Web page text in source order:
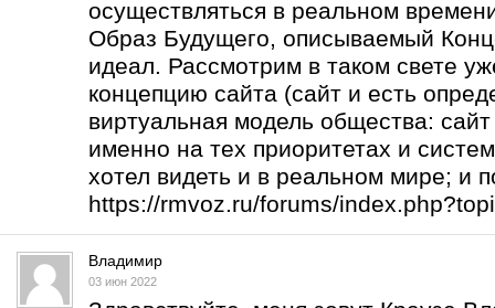
осуществляться в реальном
Образ Будущего, описываемый
идеал. Рассмотрим в таком свете
концепцию сайта (сайт и есть
виртуальная модель общества:
именно на тех приоритетах и
хотел видеть и в реальном мире; и
https://rmvoz.ru/forums/
Владимир
03 июн 2022